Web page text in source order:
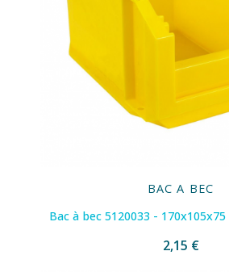
BAC A BEC
Bac à bec 5120033 -
2,15 €